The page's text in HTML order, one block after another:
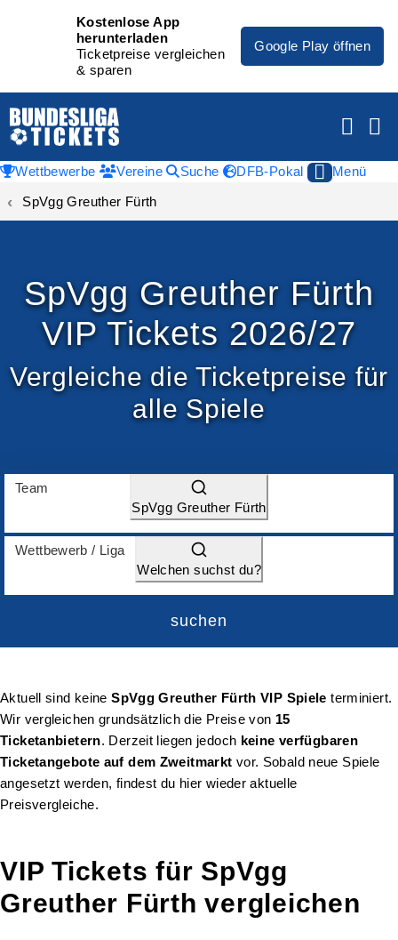
Kostenlose App
herunterladen
Ticketpreise vergleichen
& sparen
Google Play öffnen
Wettbewerbe Vereine Suche DFB-Pokal
Menü
SpVgg Greuther Fürth
SpVgg Greuther Fürth
VIP Tickets 2026/27
Vergleiche die Ticketpreise für
alle Spiele
Team
SpVgg Greuther Fürth
Wettbewerb / Liga
Welchen suchst du?
suchen
Aktuell sind keineSpVgg Greuther Fürth VIP Spiele terminiert.
Wir vergleichen grundsätzlich die Preise von 15
Ticketanbietern. Derzeit liegen jedoch keine verfügbaren
Ticketangebote auf dem Zweitmarkt vor. Sobald neue Spiele
angesetzt werden, findest du hier wieder aktuelle
Preisvergleiche.
VIP Tickets für SpVgg
Greuther Fürth vergleichen